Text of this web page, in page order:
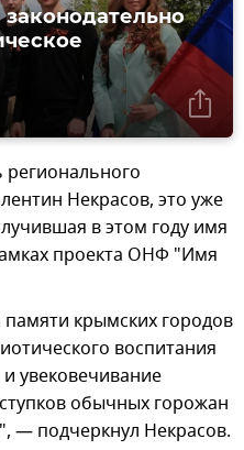
регионального
Некрасов, это уже
в этом году имя
проекта ОНФ "Имя
крымских городов
воспитания
увековечивание
обычных горожан
— подчеркнул Некрасов.